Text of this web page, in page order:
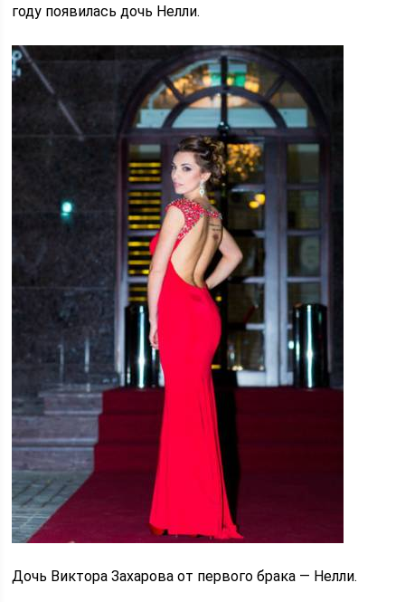
году появилась дочь Нелли.
Дочь Виктора Захарова от первого брака — Нелли.